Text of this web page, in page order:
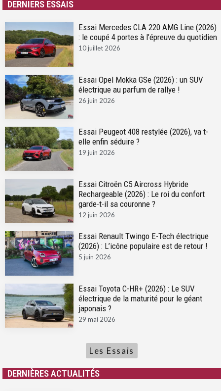
DERNIERS ESSAIS
Essai Mercedes CLA 220 AMG Line (2026)
: le coupé 4 portes à l’épreuve du quotidien
10 juillet 2026
Essai Opel Mokka GSe (2026) : un SUV
électrique au parfum de rallye !
26 juin 2026
Essai Peugeot 408 restylée (2026), va t-
elle enfin séduire ?
19 juin 2026
Essai Citroën C5 Aircross Hybride
Rechargeable (2026) : Le roi du confort
garde-t-il sa couronne ?
12 juin 2026
Essai Renault Twingo E-Tech électrique
(2026) : L’icône populaire est de retour !
5 juin 2026
Essai Toyota C-HR+ (2026) : Le SUV
électrique de la maturité pour le géant
japonais ?
29 mai 2026
Les Essais
DERNIÈRES ACTUALITÉS